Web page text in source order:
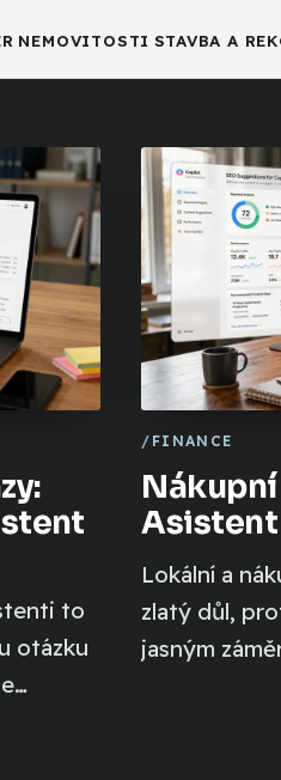
NEMOVITOSTI STAVBA A
to
otázku
Nákupní
Asistent
Lokální a
zlatý důl,
jasným
FINANCE